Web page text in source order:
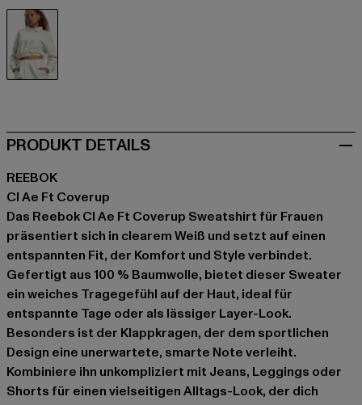
PRODUKT DETAILS
REEBOK
Cl Ae Ft Coverup
Das Reebok Cl Ae Ft Coverup Sweatshirt für Frauen
präsentiert sich in clearem Weiß und setzt auf einen
entspannten Fit, der Komfort und Style verbindet.
Gefertigt aus 100 % Baumwolle, bietet dieser Sweater
ein weiches Tragegefühl auf der Haut, ideal für
entspannte Tage oder als lässiger Layer-Look.
Besonders ist der Klappkragen, der dem sportlichen
Design eine unerwartete, smarte Note verleiht.
Kombiniere ihn unkompliziert mit Jeans, Leggings oder
Shorts für einen vielseitigen Alltags-Look, der dich